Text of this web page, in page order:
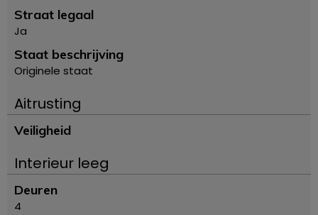
Straat legaal
Ja
Staat beschrijving
Originele staat
Aitrusting
Veiligheid
Interieur leeg
Deuren
4